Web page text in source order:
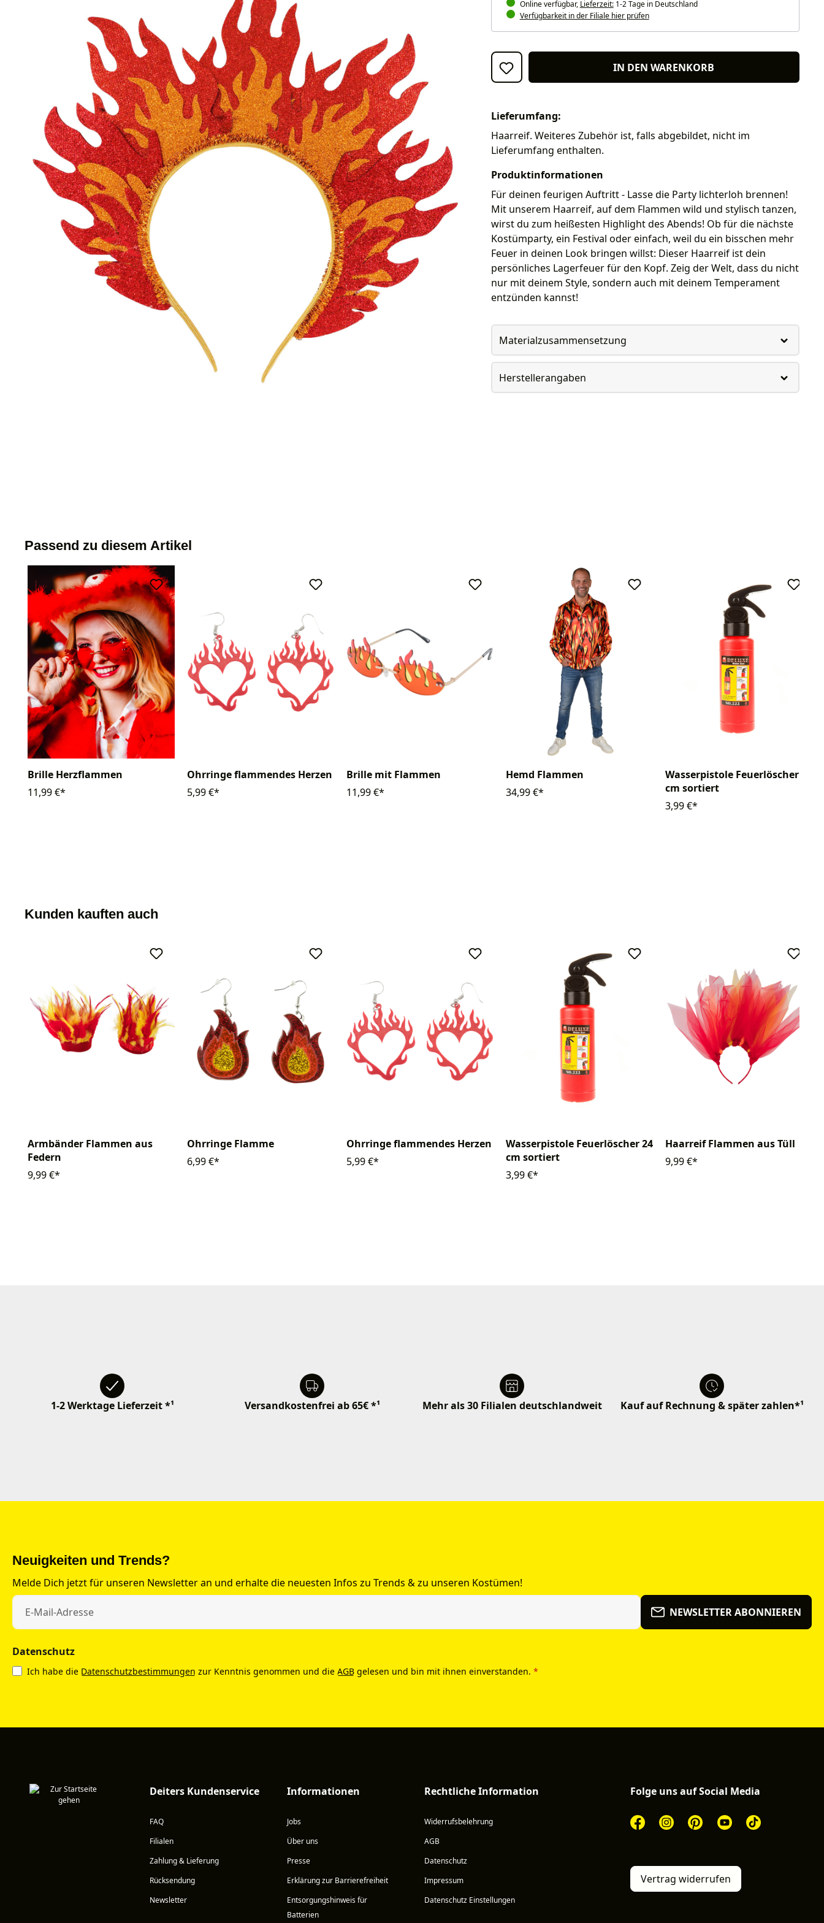
Online verfügbar, Lieferzeit:1-2 Tage in Deutschland
Verfügbarkeit in der Filiale hier prüfen
IN DEN WARENKORB
Lieferumfang:
Haarreif. Weiteres Zubehör ist, falls abgebildet, nicht im
Lieferumfang enthalten.
Produktinformationen
Für deinen feurigen Auftritt - Lasse die Party lichterloh brennen!
Mit unserem Haarreif, auf dem Flammen wild und stylisch tanzen,
wirst du zum heißesten Highlight des Abends! Ob für die nächste
Kostümparty, ein Festival oder einfach, weil du ein bisschen mehr
Feuer in deinen Look bringen willst: Dieser Haarreif ist dein
persönliches Lagerfeuer für den Kopf. Zeig der Welt, dass du nicht
nur mit deinem Style, sondern auch mit deinem Temperament
entzünden kannst!
Materialzusammensetzung
Herstellerangaben
Passend zu diesem Artikel
Brille Herzflammen
11,99 €*
Ohrringe flammendes Herzen
5,99 €*
Brille mit Flammen
11,99 €*
Hemd Flammen
34,99 €*
Wasserpistole Feuerlöscher 24
cm sortiert
3,99 €*
Kunden kauften auch
Armbänder Flammen aus
Federn
9,99 €*
Ohrringe Flamme
6,99 €*
Ohrringe flammendes Herzen
5,99 €*
Wasserpistole Feuerlöscher 24
cm sortiert
3,99 €*
Haarreif Flammen aus Tüll
9,99 €*
1-2 Werktage Lieferzeit *¹ Versandkostenfrei ab 65€ *¹ Mehr als 30 Filialen deutschlandweit Kauf auf Rechnung & später zahlen*¹
Neuigkeiten und Trends?
Melde Dich jetzt für unseren Newsletter an und erhalte die neuesten Infos zu Trends & zu unseren Kostümen!
NEWSLETTER ABONNIEREN
Datenschutz
Ich habe die Datenschutzbestimmungen zur Kenntnis genommen und die AGB gelesen und bin mit ihnen einverstanden. *
Deiters Kundenservice
FAQ
Filialen
Zahlung & Lieferung
Rücksendung
Newsletter
Informationen
Jobs
Über uns
Presse
Erklärung zur Barrierefreiheit
Entsorgungshinweis für
Batterien
Rechtliche Information
Widerrufsbelehrung
AGB
Datenschutz
Impressum
Datenschutz Einstellungen
Folge uns auf Social Media
Vertrag widerrufen